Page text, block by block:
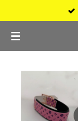
springen